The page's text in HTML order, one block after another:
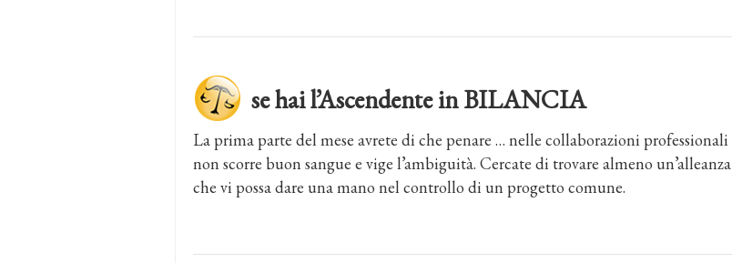
se hai l’Ascendente in BILANCIA
La prima parte del mese avrete di che penare … nelle collaborazioni professionali
non scorre buon sangue e vige l’ambiguità. Cercate di trovare almeno un’alleanza
che vi possa dare una mano nel controllo di un progetto comune.